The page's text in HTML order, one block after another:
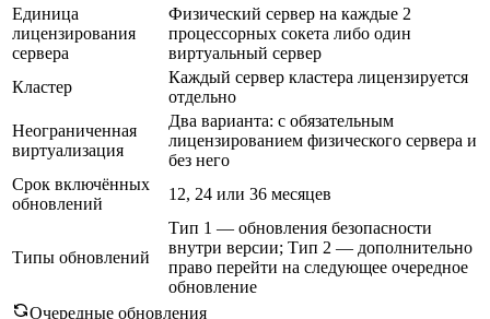
Единица
лицензирования
сервера
Физический сервер на каждые 2
процессорных сокета либо один
виртуальный сервер
Кластер
Каждый сервер кластера лицензируется
отдельно
Неограниченная
виртуализация
Два варианта: с обязательным
лицензированием физического сервера и
без него
Срок включённых
обновлений
12, 24 или 36 месяцев
Типы обновлений
Тип 1 — обновления безопасности
внутри версии; Тип 2 — дополнительно
право перейти на следующее очередное
обновление
Очередные обновления